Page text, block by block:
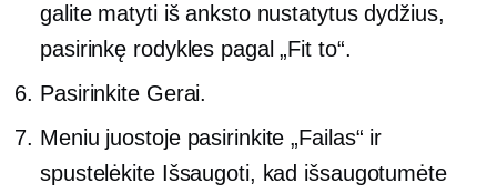
galite matyti iš anksto nustatytus dydžius,
pasirinkę rodykles pagal „Fit to“.
Pasirinkite Gerai.
Meniu juostoje pasirinkite „Failas“ ir
spustelėkite Išsaugoti, kad išsaugotumėte